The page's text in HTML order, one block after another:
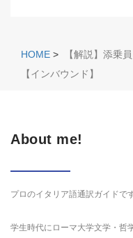
HOME >
【解説】添乗
【インバウンド】
About me!
プロのイタリア語通訳ガイドです
学生時代にローマ大学文学・哲